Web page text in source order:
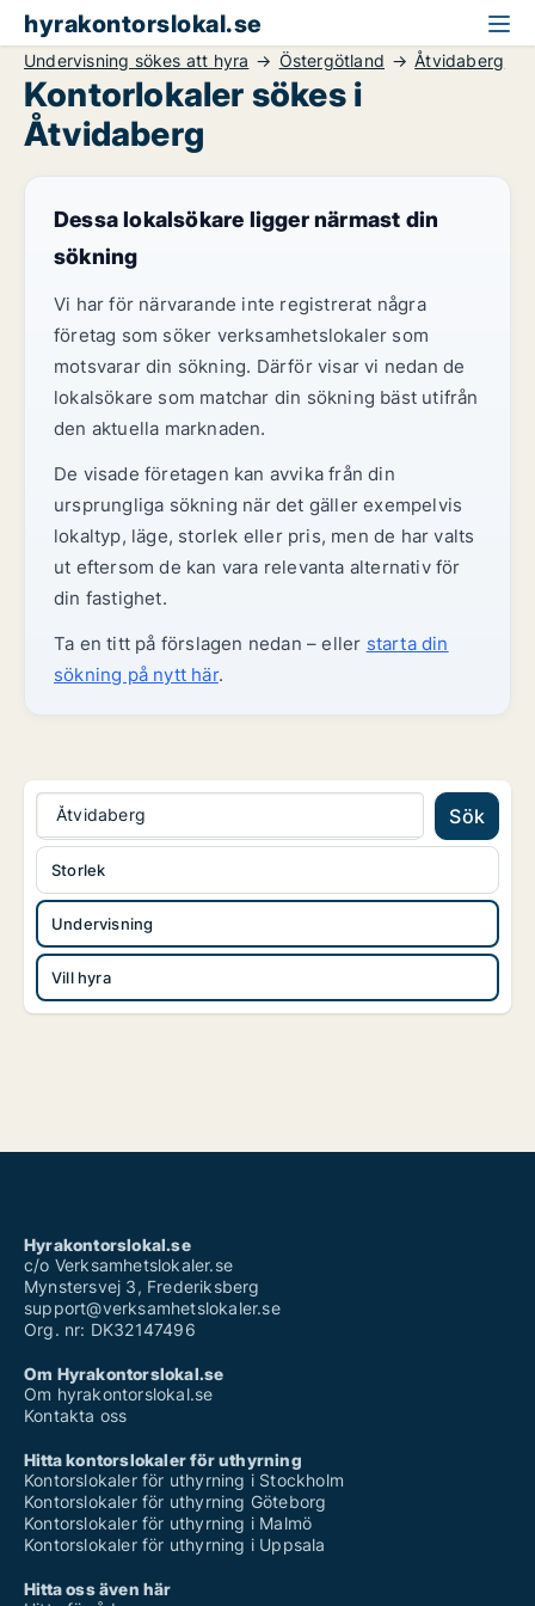
hyrakontorslokal.se
Undervisning sökes att hyra Östergötland Åtvidaberg
Kontorlokaler sökes i
Åtvidaberg
Dessa lokalsökare ligger närmast din
sökning
Vi har för närvarande inte registrerat några
företag som söker verksamhetslokaler som
motsvarar din sökning. Därför visar vi nedan de
lokalsökare som matchar din sökning bäst utifrån
den aktuella marknaden.
De visade företagen kan avvika från din
ursprungliga sökning när det gäller exempelvis
lokaltyp, läge, storlek eller pris, men de har valts
ut eftersom de kan vara relevanta alternativ för
din fastighet.
Ta en titt på förslagen nedan – eller starta din
sökning på nytt här.
Åtvidaberg Sök
Undervisning
Vill hyra
Storlek
Hyrakontorslokal.se
c/o Verksamhetslokaler.se
Mynstersvej 3, Frederiksberg
support@verksamhetslokaler.se
Org. nr: DK32147496
Om Hyrakontorslokal.se
Om hyrakontorslokal.se
Kontakta oss
Hitta kontorslokaler för uthyrning
Kontorslokaler för uthyrning i Stockholm
Kontorslokaler för uthyrning Göteborg
Kontorslokaler för uthyrning i Malmö
Kontorslokaler för uthyrning i Uppsala
Hitta oss även här